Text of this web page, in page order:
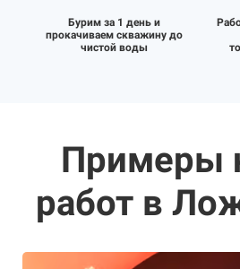
Бурим за 1 день и
прокачиваем скважину до
чистой воды
Примеры
работ в